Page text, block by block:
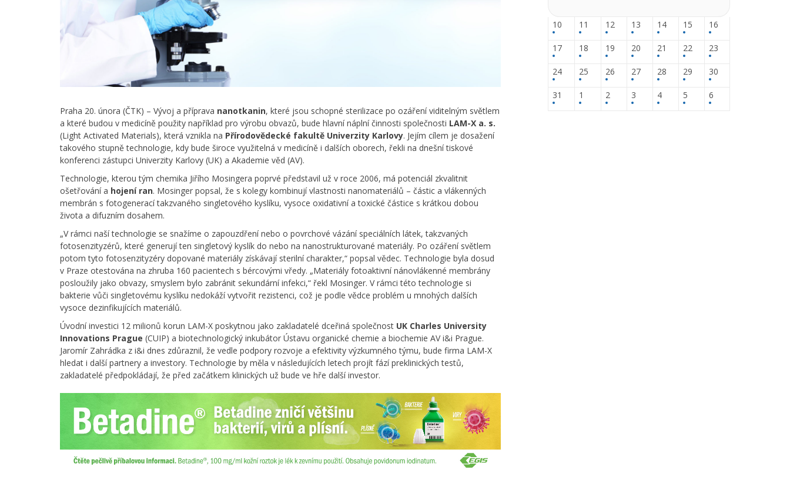
Praha 20. února (ČTK) – Vývoj a příprava nanotkanin, které jsou schopné sterilizace po ozáření viditelným světlem
a které budou v medicíně použity například pro výrobu obvazů, bude hlavní náplní činnosti společnosti LAM-X a. s.
(Light Activated Materials), která vznikla na Přírodovědecké fakultě Univerzity Karlovy. Jejím cílem je dosažení
takového stupně technologie, kdy bude široce využitelná v medicíně i dalších oborech, řekli na dnešní tiskové
konferenci zástupci Univerzity Karlovy (UK) a Akademie věd (AV).
Technologie, kterou tým chemika Jiřího Mosingera poprvé představil už v roce 2006, má potenciál zkvalitnit
ošetřování a hojení ran. Mosinger popsal, že s kolegy kombinují vlastnosti nanomateriálů – částic a vlákenných
membrán s fotogenerací takzvaného singletového kyslíku, vysoce oxidativní a toxické částice s krátkou dobou
života a difuzním dosahem.
„V rámci naší technologie se snažíme o zapouzdření nebo o povrchové vázání speciálních látek, takzvaných
fotosenzityzérů, které generují ten singletový kyslík do nebo na nanostrukturované materiály. Po ozáření světlem
potom tyto fotosenzityzéry dopované materiály získávají sterilní charakter,“ popsal vědec. Technologie byla dosud
v Praze otestována na zhruba 160 pacientech s bércovými vředy. „Materiály fotoaktivní nánovlákenné membrány
posloužily jako obvazy, smyslem bylo zabránit sekundární infekci,“ řekl Mosinger. V rámci této technologie si
bakterie vůči singletovému kyslíku nedokáží vytvořit rezistenci, což je podle vědce problém u mnohých dalších
vysoce dezinfikujících materiálů.
Úvodní investici 12 milionů korun LAM-X poskytnou jako zakladatelé dceřiná společnost UK Charles University
Innovations Prague (CUIP) a biotechnologický inkubátor Ústavu organické chemie a biochemie AV i&i Prague.
Jaromír Zahrádka z i&i dnes zdůraznil, že vedle podpory rozvoje a efektivity výzkumného týmu, bude firma LAM-X
hledat i další partnery a investory. Technologie by měla v následujících letech projít fází preklinických testů,
zakladatelé předpokládají, že před začátkem klinických už bude ve hře další investor.
10 11 12 13 14 15 16
17 18 19 20 21 22 23
24 25 26 27 28 29 30
31 1 2 3 4 5 6